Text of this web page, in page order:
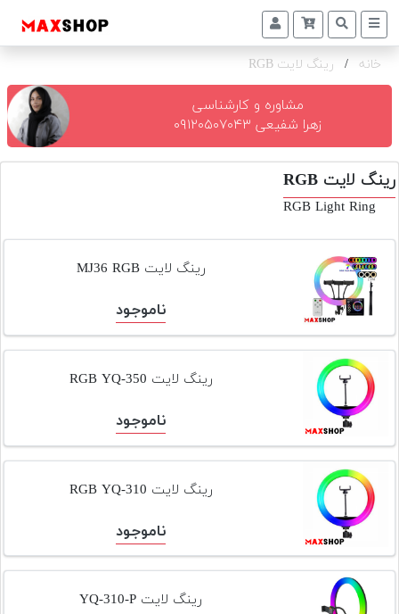
دوربین
و
تجهیزات
و
اکسسوری
دست
دوم
خرید
اقساطی
اجاره
دوربین
تجهیزات
مکث
پلاس
افزودن
محصول
لیست
خانه / رینگ لایت RGB
مشاوره و کارشناسی
زهرا شفیعی ۰۹۱۲۰۵۰۷۰۴۳
رینگ لایت RGB
RGB Light Ring
رینگ لایت MJ36 RGB
ناموجود
رینگ لایت RGB YQ-350
ناموجود
رینگ لایت RGB YQ-310
ناموجود
رینگ لایت YQ-310-P